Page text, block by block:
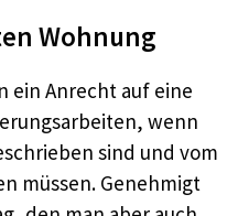
Wohnung
ein Anrecht auf eine
wenn
sind und vom
müssen. Genehmigt